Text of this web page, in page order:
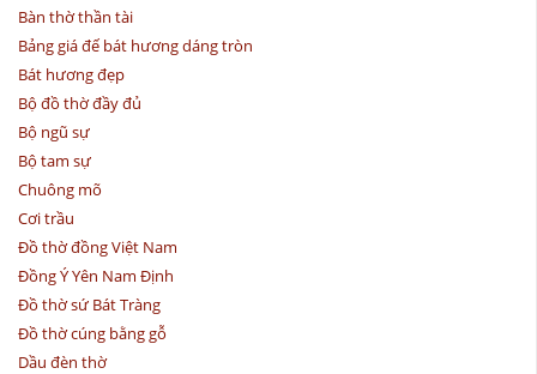
Bàn thờ thần tài
Bảng giá đế bát hương dáng tròn
Bát hương đẹp
Bộ đồ thờ đầy đủ
Bộ ngũ sự
Bộ tam sự
Chuông mõ
Cơi trầu
Đồ thờ đồng Việt Nam
Đồng Ý Yên Nam Định
Đồ thờ sứ Bát Tràng
Đồ thờ cúng bằng gỗ
Dầu đèn thờ